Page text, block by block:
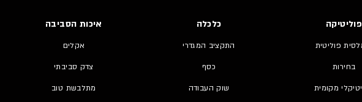
פוליטיקה
פוליטית
בחירות
מקומית
כלכלה
התקציב המגדרי
כסף
שוק העבודה
איכות הסביבה
אקלים
צדק סביבתי
מתלבשת טוב